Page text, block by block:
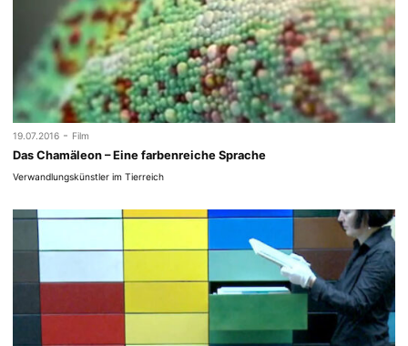
19.07.2016 - Film
Das Chamäleon – Eine farbenreiche Sprache
Verwandlungskünstler im Tierreich